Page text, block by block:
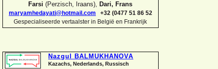
Farsi(Perzisch, Iraans), Dari, Frans
maryamhedayati@hotmail.com
+32 (0477 51 86 52
Gespecialiseerde vertaalster in België en Frankrijk
Nazgul BALMUKHANOVA
Kazachs, Nederlands, Russisch